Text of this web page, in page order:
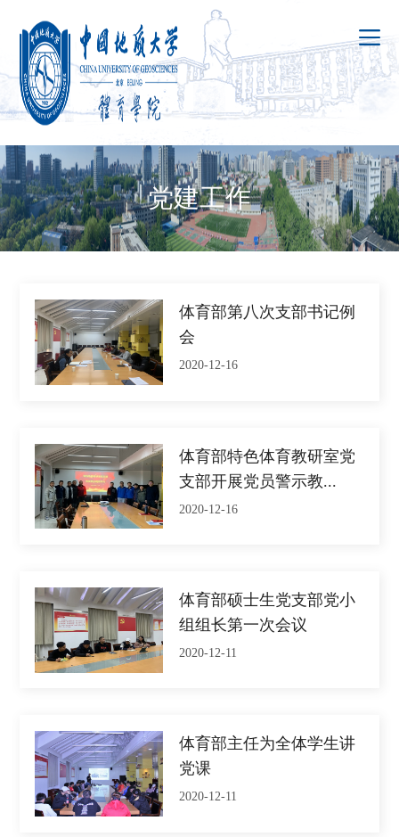
党建工作
体育部第八次支部书记例
会
2020-12-16
体育部特色体育教研室党
支部开展党员警示教...
2020-12-16
体育部硕士生党支部党小
组组长第一次会议
2020-12-11
体育部主任为全体学生讲
党课
2020-12-11